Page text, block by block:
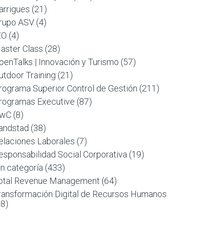
(21)
ASV (4)
(4)
Class (28)
| Innovación y Turismo (57)
Training (21)
Superior Control de Gestión (211)
Executive (87)
(8)
(38)
Laborales (7)
Social Corporativa (19)
categoría (433)
Revenue Management (64)
Digital de Recursos Humanos